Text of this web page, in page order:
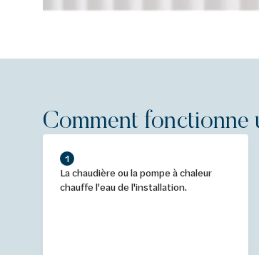
Comment fonctionne
1
La chaudière ou la pompe à chaleur
chauffe l'eau de l'installation.